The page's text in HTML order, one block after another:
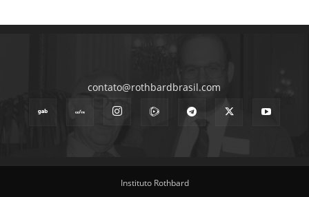
contato@rothbardbrasil.com
Instituto Rothbard